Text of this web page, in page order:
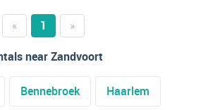
« 1
»
near Zandvoort
Bennebroek Haarlem